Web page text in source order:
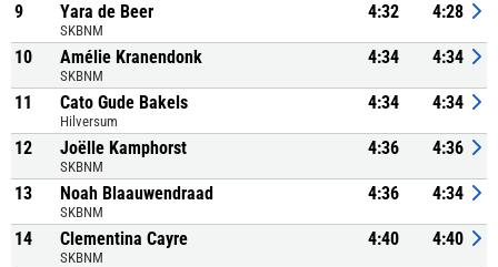
9 Yara de Beer
SKBNM
4:32 4:28
10 Amélie Kranendonk
SKBNM
4:34 4:34
11 Cato Gude Bakels
Hilversum
4:34 4:34
12 Joëlle Kamphorst
SKBNM
4:36 4:36
13 Noah Blaauwendraad
SKBNM
4:36 4:34
14 Clementina Cayre
SKBNM
4:40 4:40